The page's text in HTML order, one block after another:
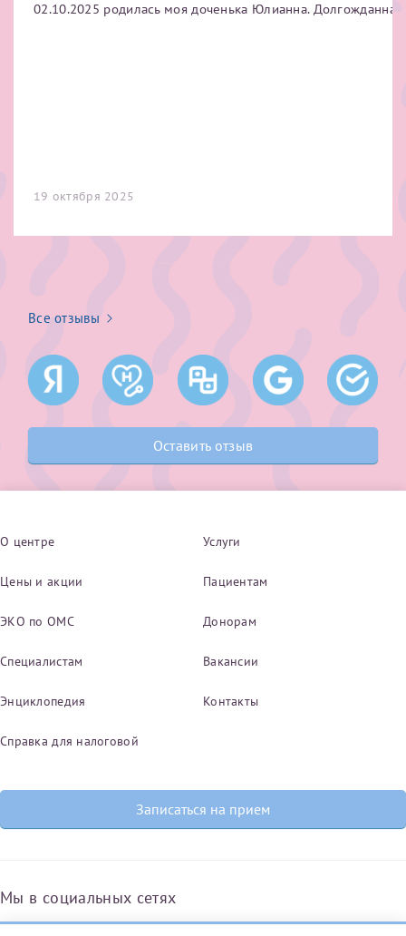
02.10.2025 родилась моя доченька Юлианна.
19 октября 2025
Все отзывы
Оставить отзыв
О центре Услуги
Цены и акции Пациентам
ЭКО по ОМС Донорам
Специалистам Вакансии
Энциклопедия Контакты
Справка для налоговой
Записаться на прием
Мы в социальных сетях